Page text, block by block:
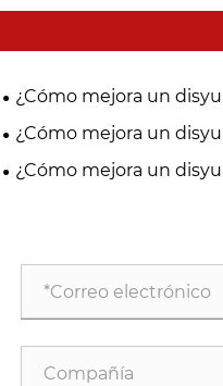
¿Cómo mejora un
exteriores la
¿Cómo mejora un
interiores la seguridad y
¿Cómo mejora un